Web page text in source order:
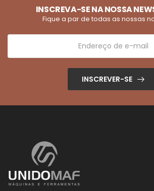
INSCREVA-SE NA NOSSA
Fique a par de todas as nossas
INSCREVER-SE